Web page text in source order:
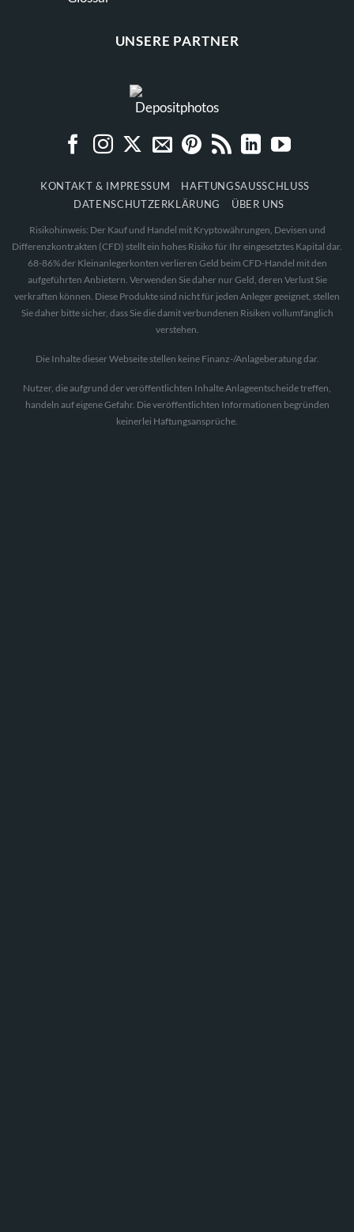
UNSERE PARTNER
KONTAKT & IMPRESSUM
HAFTUNGSAUSSCHLUSS
DATENSCHUTZERKLÄRUNG
ÜBER UNS
Risikohinweis: Der Kauf und Handel mit Kryptowährungen, Devisen und
Differenzkontrakten (CFD) stellt ein hohes Risiko für Ihr eingesetztes Kapital dar.
68-86% der Kleinanlegerkonten verlieren Geld beim CFD-Handel mit den
aufgeführten Anbietern. Verwenden Sie daher nur Geld, deren Verlust Sie
verkraften können. Diese Produkte sind nicht für jeden Anleger geeignet, stellen
Sie daher bitte sicher, dass Sie die damit verbundenen Risiken vollumfänglich
verstehen.
Die Inhalte dieser Webseite stellen keine Finanz-/Anlageberatung dar.
Nutzer, die aufgrund der veröffentlichten Inhalte Anlageentscheide treffen,
handeln auf eigene Gefahr. Die veröffentlichten Informationen begründen
keinerlei Haftungsansprüche.